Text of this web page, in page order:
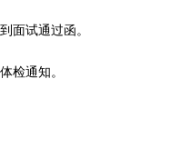
面试通过函。
检通知。